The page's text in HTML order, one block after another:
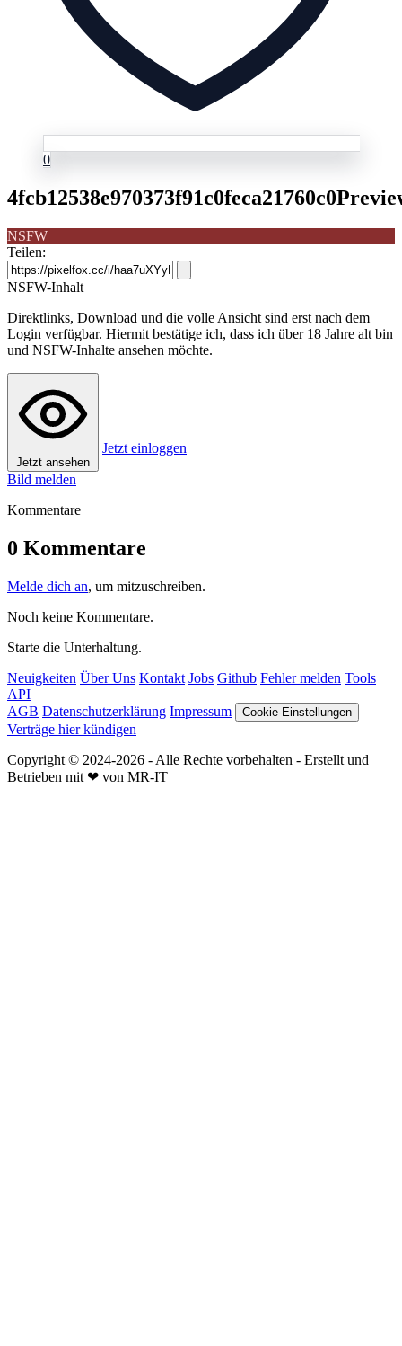
0
NSFW
Teilen:
NSFW-Inhalt
Direktlinks, Download und die volle Ansicht sind erst nach dem
Login verfügbar. Hiermit bestätige ich, dass ich über 18 Jahre alt bin
und NSFW-Inhalte ansehen möchte.
Jetzt ansehen
Jetzt einloggen
Bild melden
Kommentare
0 Kommentare
Melde dich an, um mitzuschreiben.
Noch keine Kommentare.
Starte die Unterhaltung.
Neuigkeiten Über Uns Kontakt Jobs Github Fehler melden Tools
API
AGB Datenschutzerklärung Impressum Cookie-Einstellungen
Verträge hier kündigen
Copyright © 2024-2026 - Alle Rechte vorbehalten - Erstellt und
Betrieben mit ❤ von MR-IT